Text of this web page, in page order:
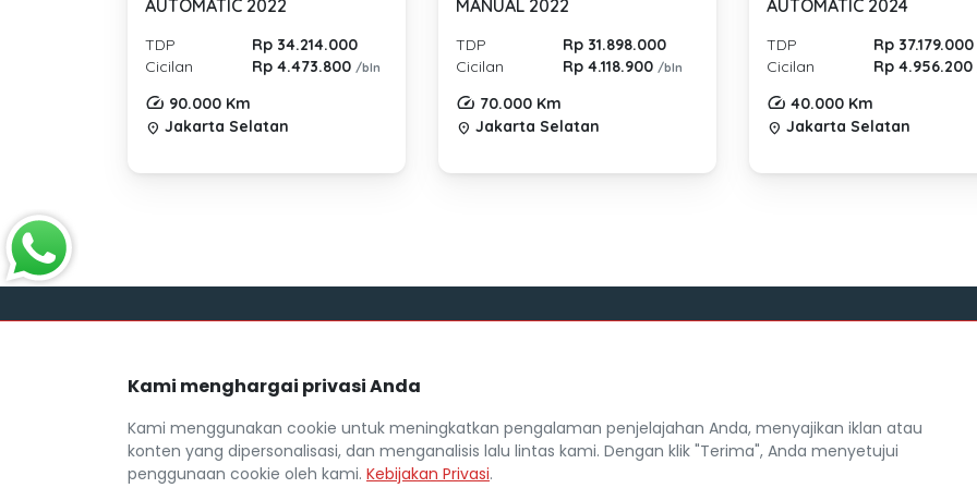
AUTOMATIC 2022
TDP
Rp 34.214.000
Cicilan
Rp 4.473.800/bln
90.000 Km
location_on Jakarta Selatan
MANUAL 2022
TDP
Rp 31.898.000
Cicilan
Rp 4.118.900/bln
70.000 Km
location_on Jakarta Selatan
AUTOMATIC 2024
TDP
Rp 37.179.000
Cicilan
Rp 4.956.200
40.000 Km
location_on Jakarta Selatan
FAQ
Hak Cipta
Kebijakan Privasi
Mocil.id by DSF dikembangkan sebagai
selama ini kesulitan dalam mencari
mobil bekas secara kredit.
Kami menghargai privasi Anda
Kami menggunakan cookie untuk meningkatkan pengalaman penjelajahan Anda, menyajikan iklan atau
konten yang dipersonalisasi, dan menganalisis lalu lintas kami. Dengan klik "Terima", Anda menyetujui
penggunaan cookie oleh kami. Kebijakan Privasi.